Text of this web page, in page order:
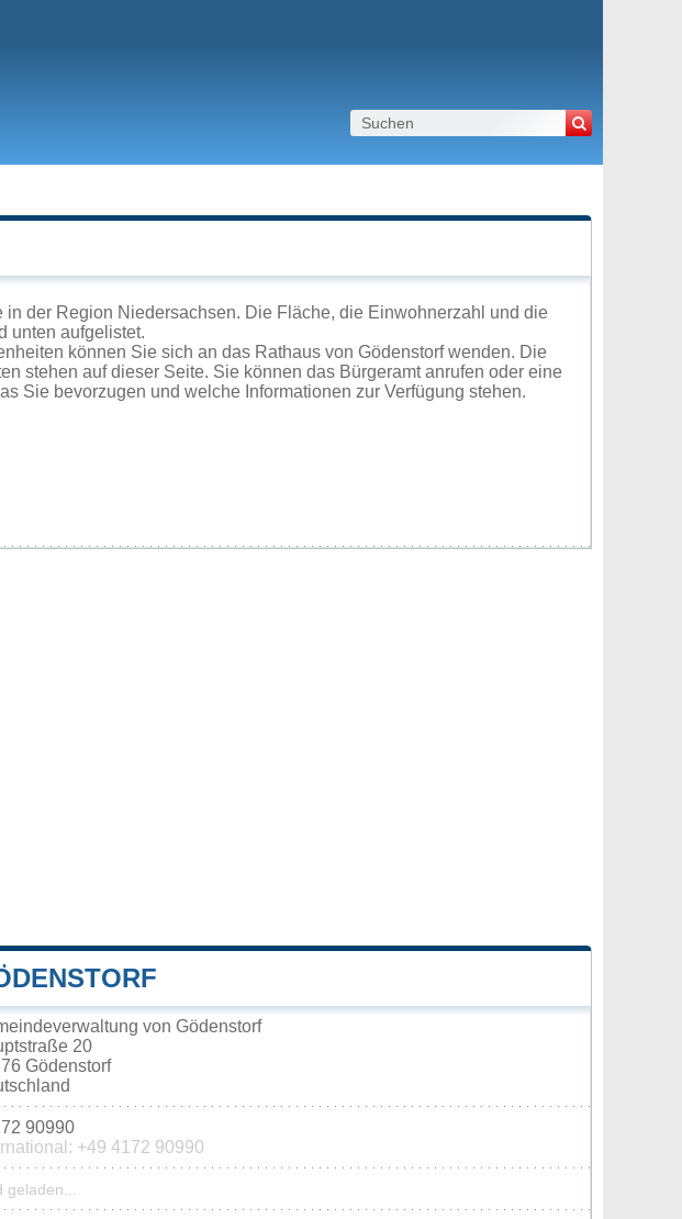
in der Region Niedersachsen. Die Fläche, die Einwohnerzahl und die
unten aufgelistet.
können Sie sich an das Rathaus von Gödenstorf wenden. Die
stehen auf dieser Seite. Sie können das Bürgeramt anrufen oder eine
Sie bevorzugen und welche Informationen zur Verfügung stehen.
von Gödenstorf
20
Gödenstorf
90990
+49 4172 90990
geladen...